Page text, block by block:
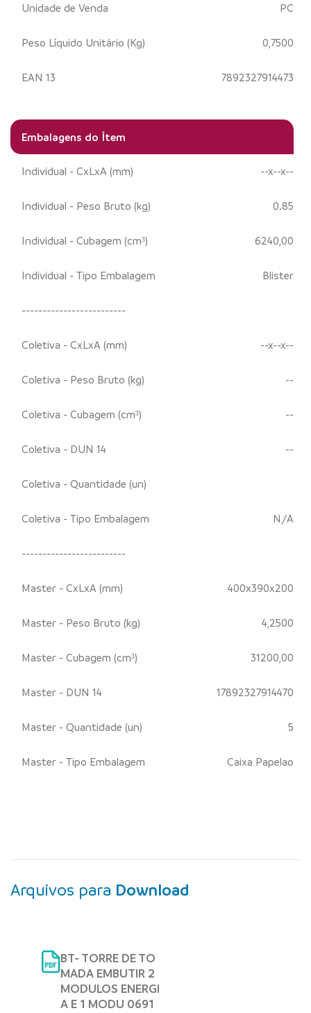
Unidade de Venda PC
Peso Líquido Unitário (Kg) 0,7500
EAN 13 7892327914473
Embalagens do Ítem
Individual - CxLxA (mm) --x--x--
Individual - Peso Bruto (kg) 0.85
Individual - Cubagem (cm³) 6240,00
Individual - Tipo Embalagem Blister
-------------------------
Coletiva - CxLxA (mm) --x--x--
Coletiva - Peso Bruto (kg) --
Coletiva - Cubagem (cm³) --
Coletiva - DUN 14 --
Coletiva - Quantidade (un)
Coletiva - Tipo Embalagem N/A
-------------------------
Master - CxLxA (mm) 400x390x200
Master - Peso Bruto (kg) 4,2500
Master - Cubagem (cm³) 31200,00
Master - DUN 14 17892327914470
Master - Quantidade (un) 5
Master - Tipo Embalagem Caixa Papelao
Arquivos para Download
BT- TORRE DE TO
MADA EMBUTIR 2
MODULOS ENERGI
A E 1 MODU 0691